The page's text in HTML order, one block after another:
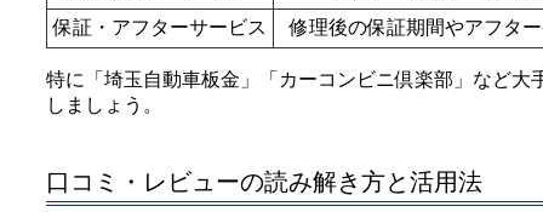
保証・アフターサービス
修理後の保証期間やアフタ
特に「埼玉自動車板金」「カーコンビニ倶楽部」など
しましょう。
口コミ・レビューの読み解き方と活用法